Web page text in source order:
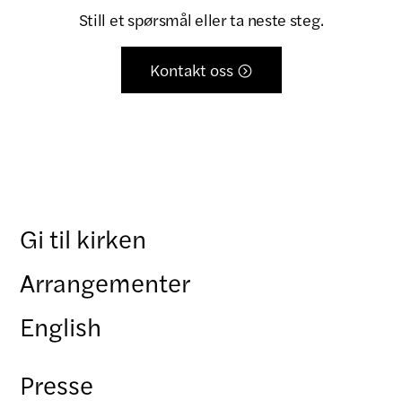
Still et spørsmål eller ta neste steg.
Kontakt oss 
Gi til kirken
Arrangementer
English
Presse